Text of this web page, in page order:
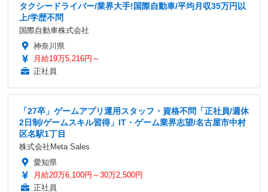
タクシードライバー/業界大手!国際自動車/平均月収35万円以
上/学歴不問
国際自動車株式会社
神奈川県
月給19万5,216円～
正社員
「27卒」ゲームアプリ運用スタッフ・資格不問「正社員/週休
2日制/ゲームスキル習得」IT・ゲーム業界志望/名古屋市中村
区名駅1丁目
株式会社Meta Sales
愛知県
月給20万6,100円～30万2,500円
正社員